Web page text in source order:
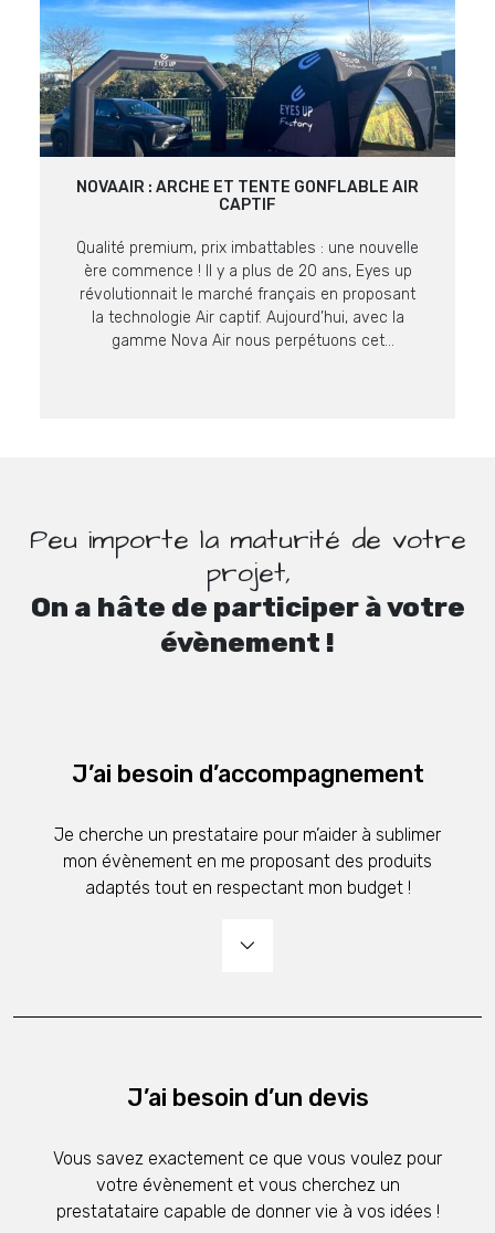
NOVAAIR : ARCHE ET TENTE GONFLABLE AIR
CAPTIF
Qualité premium, prix imbattables : une nouvelle
ère commence ! Il y a plus de 20 ans, Eyes up
révolutionnait le marché français en proposant
la technologie Air captif. Aujourd’hui, avec la
gamme Nova Air nous perpétuons cet
Peu importe la maturité de votre
projet,
On a hâte de participer à votre
évènement !
J’ai besoin d’accompagnement
Je cherche un prestataire pour m’aider à sublimer
mon évènement en me proposant des produits
adaptés tout en respectant mon budget !
J’ai besoin d’un devis
Vous savez exactement ce que vous voulez pour
votre évènement et vous cherchez un
prestatataire capable de donner vie à vos idées !